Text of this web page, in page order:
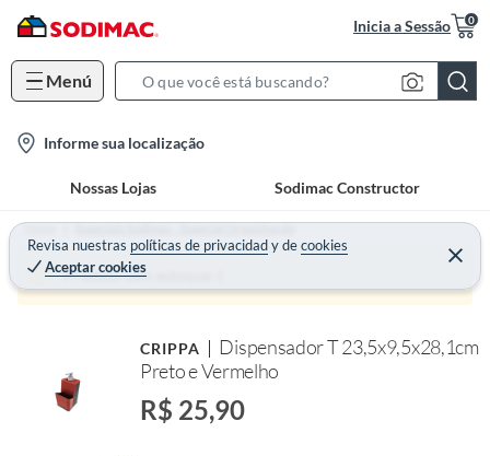
Inicia a Sessão 0
Menú
S
c
h
B
r
a
o
Informe sua localização
Nossas Lojas Sodimac Constructor
Revisa nuestras políticas de privacidadydecookies
Aceptar cookies
Home Especiais Sodimac - Especial Organização
Produto sem estoque :(
CRIPPA
Dispensador T 23,5x9,5x28,1cm
Preto e Vermelho
R$ 25,90